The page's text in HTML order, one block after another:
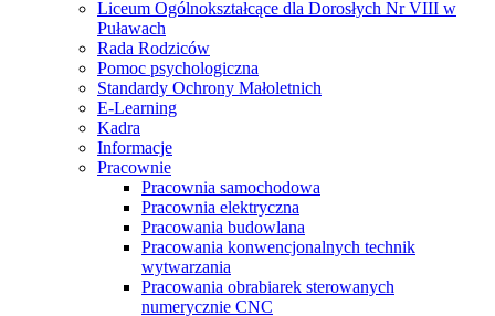
Liceum Ogólnokształcące dla Dorosłych Nr VIII w
Puławach
Rada Rodziców
Pomoc psychologiczna
Standardy Ochrony Małoletnich
E-Learning
Kadra
Informacje
Pracownie
Pracownia samochodowa
Pracownia elektryczna
Pracowania budowlana
Pracowania konwencjonalnych technik
wytwarzania
Pracowania obrabiarek sterowanych
numerycznie CNC